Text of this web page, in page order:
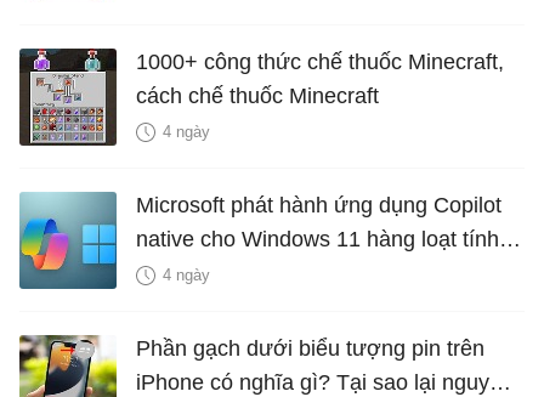
1000+ công thức chế thuốc Minecraft,
cách chế thuốc Minecraft
4 ngày
Microsoft phát hành ứng dụng Copilot
native cho Windows 11 hàng loạt tính
năng mới Hữu Ích
4 ngày
Phần gạch dưới biểu tượng pin trên
iPhone có nghĩa gì? Tại sao lại nguy